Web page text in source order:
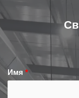
Имя *